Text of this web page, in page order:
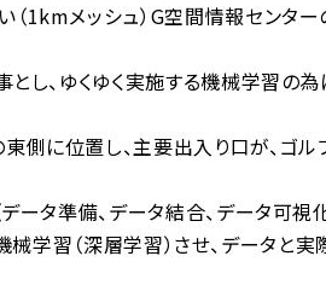
1kmメッシュ）G空間情報センタ
、ゆくゆく実施する機械学習の為
に位置し、主要出入り口が、ゴ
ータ準備、データ結合、データ可視
械学習（深層学習）させ、データと